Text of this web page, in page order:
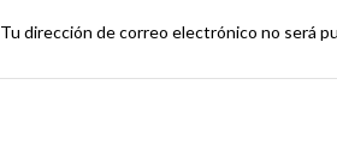
Tu dirección de correo electrónico no será